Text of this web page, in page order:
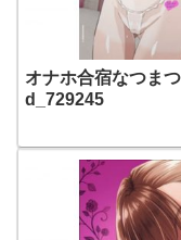
オナホ合宿なつま
d_729245